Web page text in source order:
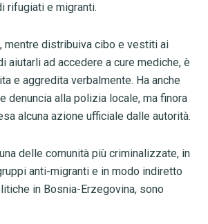
rifugiati e migranti.
mentre distribuiva cibo e vestiti ai
aiutarli ad accedere a cure mediche, è
e aggredita verbalmente. Ha anche
denuncia alla polizia locale, ma finora
alcuna azione ufficiale dalle autorità.
delle comunità più criminalizzate, in
anti-migranti e in modo indiretto
in Bosnia-Erzegovina, sono